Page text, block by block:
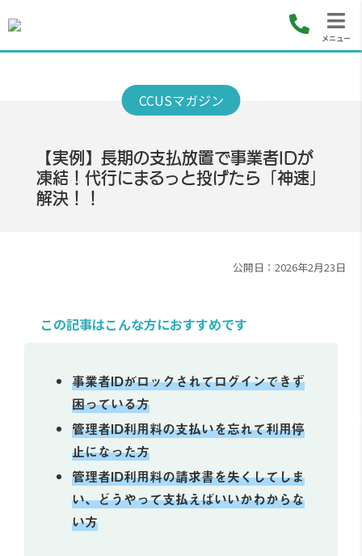
メニュー
【実例】長期の支払放置で事業者IDが
凍結！代行にまるっと投げたら「神速」
解決！！
公開日：2026年2月23日
この記事はこんな方におすすめです
事業者IDがロックされてログインできず
困っている方
管理者ID利用料の支払いを忘れて利用停
止になった方
管理者ID利用料の請求書を失くしてしま
い、どうやって支払えばいいかわからな
い方